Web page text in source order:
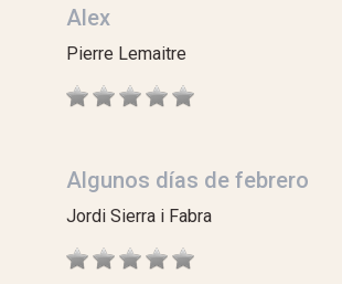
Alex
Pierre Lemaitre
Algunos días de febrero
Jordi Sierra i Fabra